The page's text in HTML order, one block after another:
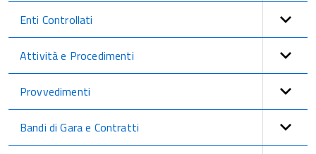
Enti Controllati
Attività e Procedimenti
Provvedimenti
Bandi di Gara e Contratti